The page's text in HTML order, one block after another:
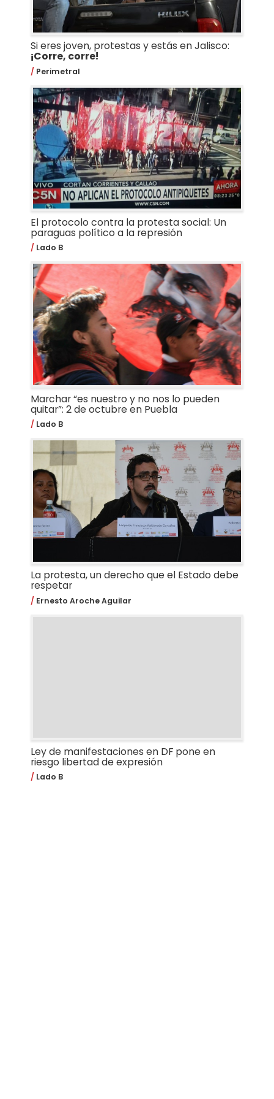
Si eres joven, protestas y estás en Jalisco:
¡Corre, corre!
Perimetral
El protocolo contra la protesta social: Un
paraguas político a la represión
Lado B
Marchar “es nuestro y no nos lo pueden
quitar”: 2 de octubre en Puebla
Lado B
La protesta, un derecho que el Estado debe
respetar
Ernesto Aroche Aguilar
Ley de manifestaciones en DF pone en
riesgo libertad de expresión
Lado B